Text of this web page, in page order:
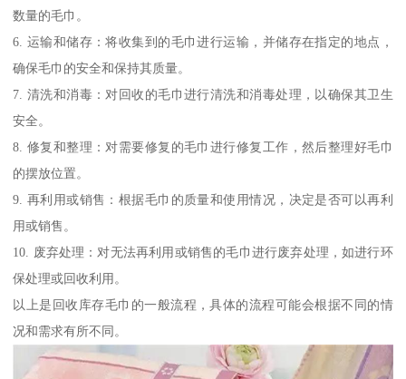
数量的毛巾。
6. 运输和储存：将收集到的毛巾进行运输，并储存在指定的地点，
确保毛巾的安全和保持其质量。
7. 清洗和消毒：对回收的毛巾进行清洗和消毒处理，以确保其卫生
安全。
8. 修复和整理：对需要修复的毛巾进行修复工作，然后整理好毛巾
的摆放位置。
9. 再利用或销售：根据毛巾的质量和使用情况，决定是否可以再利
用或销售。
10. 废弃处理：对无法再利用或销售的毛巾进行废弃处理，如进行环
保处理或回收利用。
以上是回收库存毛巾的一般流程，具体的流程可能会根据不同的情
况和需求有所不同。